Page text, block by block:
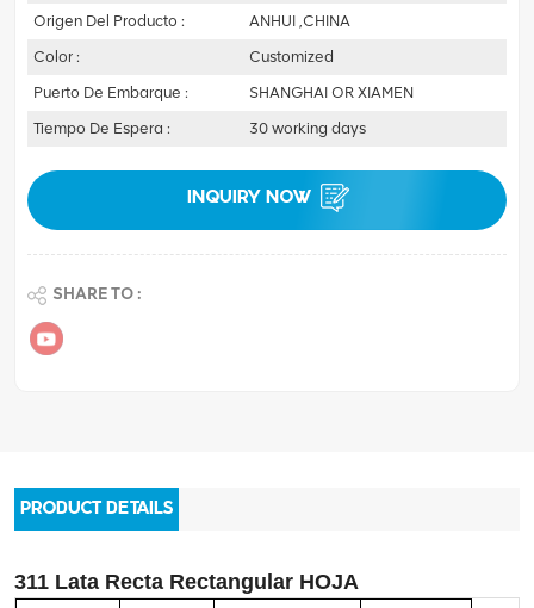
Origen Del Producto :
ANHUI ,CHINA
Color :
Customized
Puerto De Embarque :
SHANGHAI OR XIAMEN
Tiempo De Espera :
30 working days
INQUIRY NOW
SHARE TO :
PRODUCT DETAILS
311 Lata Recta Rectangular HOJA